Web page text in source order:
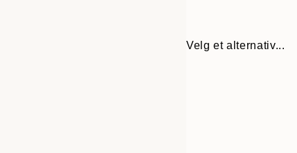
Velg et alternativ...